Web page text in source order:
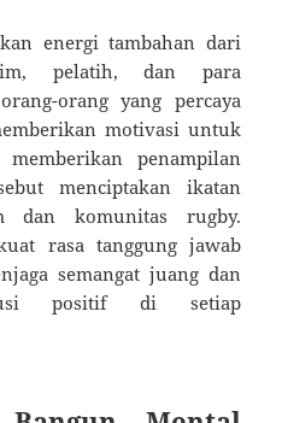
energi tambahan dari
pelatih, dan para
orang yang percaya
motivasi untuk
penampilan
menciptakan ikatan
komunitas rugby.
rasa tanggung jawab
semangat juang dan
positif di setiap